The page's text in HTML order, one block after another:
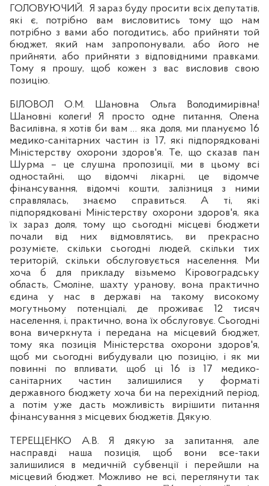
ГОЛОВУЮЧИЙ. Я зараз буду просити всіх депутатів,
які є, потрібно вам висловитись тому що нам
потрібно з вами або погодитись, або прийняти той
бюджет, який нам запропонували, або його не
прийняти, або прийняти з відповідними правками.
Тому я прошу, щоб кожен з вас висловив свою
позицію.
Б ІЛОВОЛ О.М. Шановна Ольга Володимирівна!
Шановні колеги! Я просто одне питання, Олена
Василівна, я хотів би вам … яка доля, ми плануємо 16
медико-санітарних частин із 17, які підпорядковані
Міністерству охорони здоров'я. Те, що сказав пан
Шурма – це слушна пропозиції, ми в цьому всі
одностайні, що відомчі лікарні, це відомче
фінансування, відомчі кошти, залізниця з ними
справлялась,знаємо справиться. А ті, які
підпорядковані Міністерству охорони здоров'я, яка
їх зараз доля, тому що сьогодні місцеві бюджети
почали від них відмовлятись, ви прекрасно
розумієте, скільки сьогодні людей, скільки тих
територій, скільки обслуговується населення. Ми
хоча б для прикладу візьмемо Кіровоградську
область, Смоліне, шахту уранову, вона практично
єдина у нас в державі на такому високому
могутньому потенціалі, де проживає 12 тисяч
населення, і, практично, вона їх обслуговує. Сьогодні
вона вичеркнута і передана на місцевий бюджет,
тому яка позиція Міністерства охорони здоров'я,
щоб ми сьогодні вибудували цю позицію, і як ми
повинні по впливати, щоб ці 16 із 17 медико-
санітарних частин залишилися у форматі
державного бюджету хоча би на перехідний період,
а потім уже дасть можливість вирішити питання
фінансування з місцевих бюджетів. Дякую.
ТЕРЕЩЕНКО А.В. Я дякую за запитання, але
насправді наша позиція, щоб вони все-таки
залишилися в медичній субвенції і перейшли на
місцевий бюджет. Можливо не всі, переглянути так